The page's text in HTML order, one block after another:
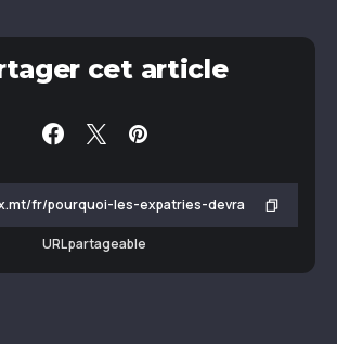
cet article
URL partageable